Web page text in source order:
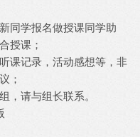
同学报名做授课同学助
授课；
课记录，活动感想等，非
；
，请与组长联系。